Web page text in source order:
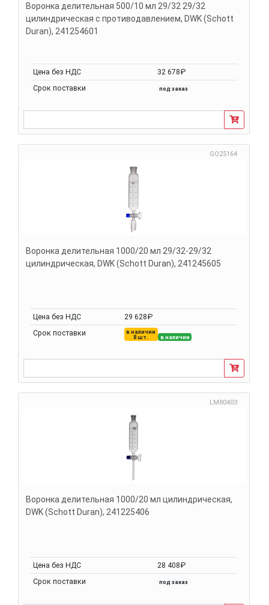
Воронка делительная 500/10 мл 29/32 29/32
цилиндрическая с противодавлением, DWK (Schott
Duran), 241254601
Цена без НДС
32 678₽
Срок поставки
под заказ
GO25164
Воронка делительная 1000/20 мл 29/32-29/32
цилиндрическая, DWK (Schott Duran), 241245605
Цена без НДС
29 628₽
Срок поставки
в наличии
8 шт.
в наличии
LM80403
Воронка делительная 1000/20 мл цилиндрическая,
DWK (Schott Duran), 241225406
Цена без НДС
28 408₽
Срок поставки
под заказ